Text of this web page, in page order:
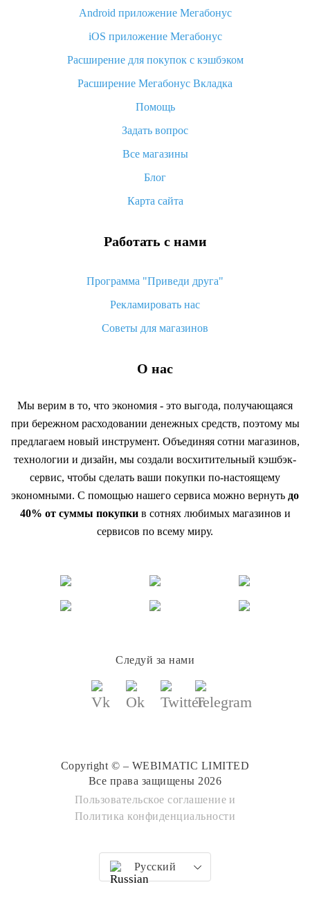
Вы отменили заказ на Алиэкспресс, когда вернут деньги?
Что такое баллы на Алиэкспресс, как их получить и
«AliExpress Standard Shipping»: что это за метод доставки и
как его отслеживать
Как покупать оптом на Алиэкспресс
Что делать, если не пришел товар с Алиэкспресс
возврата денег
Android приложение Мегабонус
iOS приложение Мегабонус
Расширение для покупок с кэшбэком
Расширение Мегабонус Вкладка
Помощь
Задать вопрос
Все магазины
Блог
Карта сайта
Работать с нами
Программа "Приведи друга"
Рекламировать нас
Советы для магазинов
О нас
Мы верим в то, что экономия - это выгода, получающаяся
при бережном расходовании денежных средств, поэтому мы
предлагаем новый инструмент. Объединяя сотни магазинов,
технологии и дизайн, мы создали восхитительный кэшбэк-
сервис, чтобы сделать ваши покупки по-настоящему
экономными. С помощью нашего сервиса можно вернуть до
40% от суммы покупкив сотнях любимых магазинов и
сервисов по всему миру.
Следуй за нами
Copyright © – WEBIMATIC LIMITED
Все права защищены 2026
Пользовательское соглашение и
Политика конфиденциальности
Русский